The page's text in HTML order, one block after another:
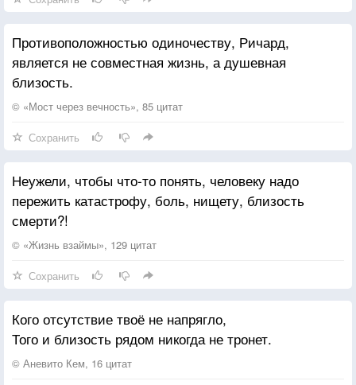
Противоположностью одиночеству, Ричард,
является не совместная жизнь, а душевная
близость.
© «Мост через вечность», 85 цитат
Сохранить
Неужели, чтобы что-то понять, человеку надо
пережить катастрофу, боль, нищету, близость
смерти?!
© «Жизнь взаймы», 129 цитат
Сохранить
Кого отсутствие твоё не напрягло,
Того и близость рядом никогда не тронет.
© Аневито Кем, 16 цитат